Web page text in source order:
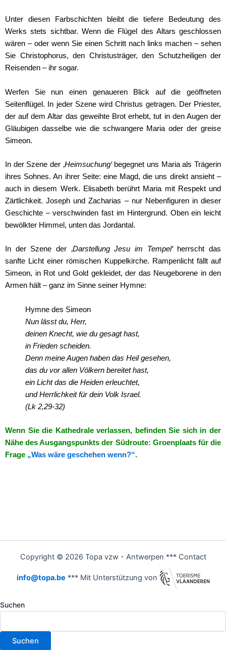
Unter diesen Farbschichten bleibt die tiefere Bedeutung des
Werks stets sichtbar. Wenn die Flügel des Altars geschlossen
wären – oder wenn Sie einen Schritt nach links machen – sehen
Sie Christophorus, den Christusträger, den Schutzheiligen der
Reisenden – ihr sogar.
Werfen Sie nun einen genaueren Blick auf die geöffneten
Seitenflügel. In jeder Szene wird Christus getragen. Der Priester,
der auf dem Altar das geweihte Brot erhebt, tut in den Augen der
Gläubigen dasselbe wie die schwangere Maria oder der greise
Simeon.
In der Szene der ‚Heimsuchung‘begegnet uns Maria als Trägerin
ihres Sohnes. An ihrer Seite: eine Magd, die uns direkt ansieht –
auch in diesem Werk. Elisabeth berührt Maria mit Respekt und
Zärtlichkeit. Joseph und Zacharias – nur Nebenfiguren in dieser
Geschichte – verschwinden fast im Hintergrund. Oben ein leicht
bewölkter Himmel, unten das Jordantal.
In der Szene der ‚Darstellung Jesu im Tempel‘herrscht das
sanfte Licht einer römischen Kuppelkirche. Rampenlicht fällt auf
Simeon, in Rot und Gold gekleidet, der das Neugeborene in den
Armen hält – ganz im Sinne seiner Hymne:
Hymne des Simeon
Nun lässt du, Herr,
deinen Knecht, wie du gesagt hast,
in Frieden scheiden.
Denn meine Augen haben das Heil gesehen,
das du vor allen Völkern bereitet hast,
ein Licht das die Heiden erleuchtet,
und Herrlichkeit für dein Volk Israel.
(Lk 2,29-32)
Wenn Sie die Kathedrale verlassen, befinden Sie sich in der
Nähe des Ausgangspunkts der Südroute: Groenplaats für die
Frage „Was wäre geschehen wenn?“.
Copyright © 2026 Topa vzw - Antwerpen *** Contact
info@topa.be *** Mit Unterstützung von
Suchen
Suchen